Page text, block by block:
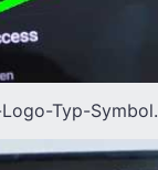
Typ-Symbol.